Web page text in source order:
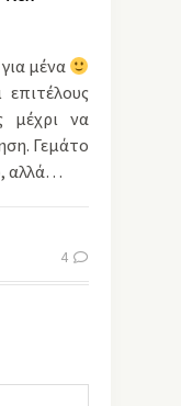
μένα
επιτέλους
μέχρι να
Γεμάτο
αλλά…
4